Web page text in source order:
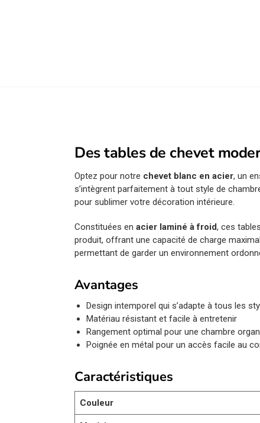
Des tables de chevet
Optez pour notre chevet blanc en acier, un
s’intègrent parfaitement à tout style de
pour sublimer votre décoration intérieure.
Constituées enacier laminé à froid, ces
produit, offrant une capacité de charge
permettant de garder un environnement
Avantages
Design intemporel qui s’adapte à tous les
Matériau résistant et facile à entretenir
Rangement optimal pour une chambre
Poignée en métal pour un accès facile au
Caractéristiques
Couleur